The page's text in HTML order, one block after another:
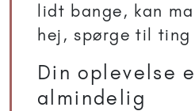
lidt bange, kan
hej, spørge til ting
Din oplevelse
almindelig